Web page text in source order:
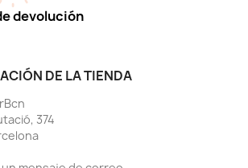
devolución
DE LA TIENDA
374